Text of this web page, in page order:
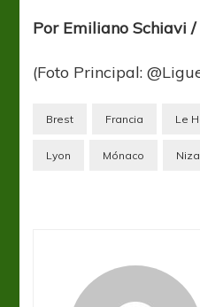
Por Emiliano Schiavi /
(Foto Principal:
Brest Francia Le
Lyon Mónaco Niza